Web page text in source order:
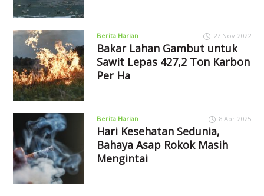
Berita Harian 27 Nov 2022
Bakar Lahan Gambut untuk
Sawit Lepas 427,2 Ton Karbon
Per Ha
Berita Harian 8 Apr 2025
Hari Kesehatan Sedunia,
Bahaya Asap Rokok Masih
Mengintai